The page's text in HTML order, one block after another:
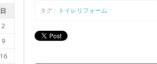
タグ : トイレリフォーム
日
2
9
16